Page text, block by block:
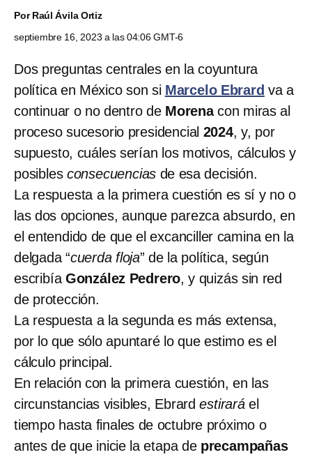
PorRaúl Ávila Ortiz
septiembre 16, 2023 a las 04:06 GMT-6
Dos preguntas centrales en la coyuntura
política en México son si Marcelo Ebrard va a
continuar o no dentro de Morenacon miras al
proceso sucesorio presidencial 2024, y, por
supuesto, cuáles serían los motivos, cálculos y
posibles consecuencias de esa decisión.
La respuesta a la primera cuestión es sí y no o
las dos opciones, aunque parezca absurdo, en
el entendido de que el excanciller camina en la
delgada “cuerda floja” de la política, según
escribíaGonzález Pedrero, y quizás sin red
de protección.
La respuesta a la segunda es más extensa,
por lo que sólo apuntaré lo que estimo es el
cálculo principal.
En relación con la primera cuestión, en las
circunstancias visibles, Ebrardestiraráel
tiempo hasta finales de octubre próximo o
antes de que inicie la etapa de precampañas